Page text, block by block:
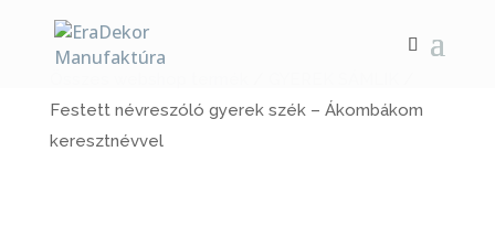
Festett névreszóló gyerek szék – Ákombákom
keresztnévvel